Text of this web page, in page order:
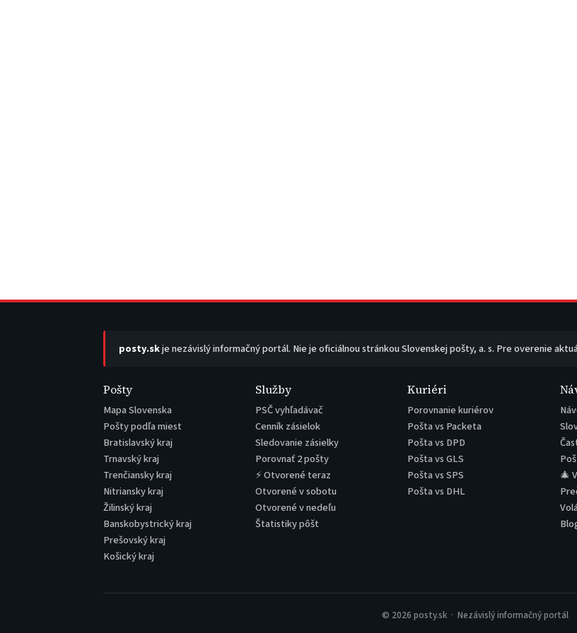
posty.skje nezávislý informačný portál. Nie je oficiálnou stránkou Slovenskej pošty, a. s. Pre overenie
Pošty
Mapa Slovenska
Pošty podľa miest
Bratislavský kraj
Trnavský kraj
Trenčiansky kraj
Nitriansky kraj
Žilinský kraj
Banskobystrický kraj
Prešovský kraj
Košický kraj
Služby
PSČ vyhľadávač
Cenník zásielok
Sledovanie zásielky
Porovnať 2 pošty
⚡ Otvorené teraz
Otvorené v sobotu
Otvorené v nedeľu
Štatistiky pôšt
Kuriéri
Porovnanie kuriérov
Pošta vs Packeta
Pošta vs DPD
Pošta vs GLS
Pošta vs SPS
Pošta vs DHL
🎄
© 2026 posty.sk · Nezávislý informačný portál